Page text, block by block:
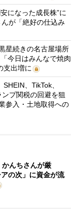
になった成長株”に
が「絶好の仕込み
星続きの名古屋場所
今日はみんなで焼肉
出増に
、TikTok、
プ関税の回避を狙
参入・土地取得への
かんちさんが厳
の次」に資金が流